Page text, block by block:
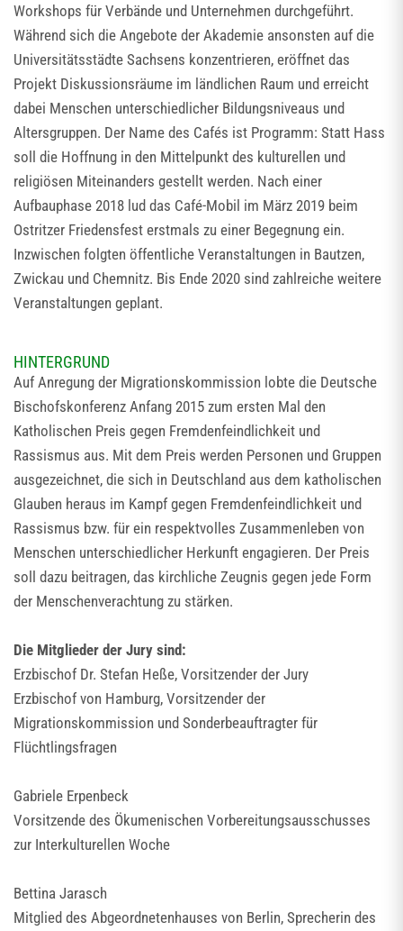
Workshops für Verbände und Unternehmen durchgeführt.
Während sich die Angebote der Akademie ansonsten auf die
Universitätsstädte Sachsens konzentrieren, eröffnet das
Projekt Diskussionsräume im ländlichen Raum und erreicht
dabei Menschen unterschiedlicher Bildungsniveaus und
Altersgruppen. Der Name des Cafés ist Programm: Statt Hass
soll die Hoffnung in den Mittelpunkt des kulturellen und
religiösen Miteinanders gestellt werden. Nach einer
Aufbauphase 2018 lud das Café-Mobil im März 2019 beim
Ostritzer Friedensfest erstmals zu einer Begegnung ein.
Inzwischen folgten öffentliche Veranstaltungen in Bautzen,
Zwickau und Chemnitz. Bis Ende 2020 sind zahlreiche weitere
Veranstaltungen geplant.
HINTERGRUND
Auf Anregung der Migrationskommission lobte die Deutsche
Bischofskonferenz Anfang 2015 zum ersten Mal den
Katholischen Preis gegen Fremdenfeindlichkeit und
Rassismus aus. Mit dem Preis werden Personen und Gruppen
ausgezeichnet, die sich in Deutschland aus dem katholischen
Glauben heraus im Kampf gegen Fremdenfeindlichkeit und
Rassismus bzw. für ein respektvolles Zusammenleben von
Menschen unterschiedlicher Herkunft engagieren. Der Preis
soll dazu beitragen, das kirchliche Zeugnis gegen jede Form
der Menschenverachtung zu stärken.
Die Mitglieder der Jury sind:
Erzbischof Dr. Stefan Heße, Vorsitzender der Jury
Erzbischof von Hamburg, Vorsitzender der
Migrationskommission und Sonderbeauftragter für
Flüchtlingsfragen
Gabriele Erpenbeck
Vorsitzende des Ökumenischen Vorbereitungsausschusses
zur Interkulturellen Woche
Bettina Jarasch
Mitglied des Abgeordnetenhauses von Berlin, Sprecherin des